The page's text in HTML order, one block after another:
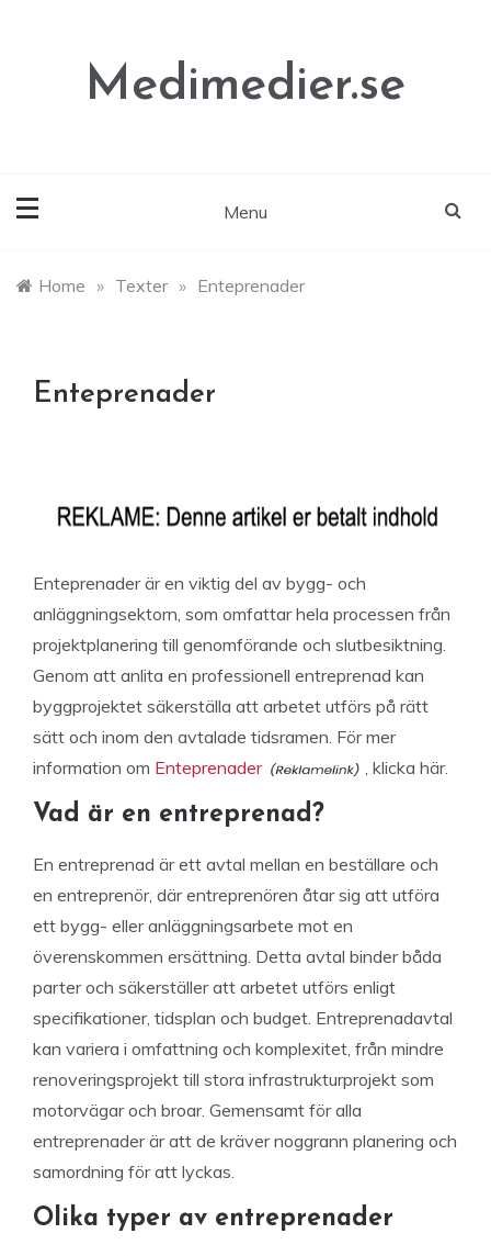
Medimedier.se
Menu
Home » Texter » Enteprenader
Enteprenader
Enteprenader är en viktig del av bygg- och
anläggningsektorn, som omfattar hela processen från
projektplanering till genomförande och slutbesiktning.
Genom att anlita en professionell entreprenad kan
byggprojektet säkerställa att arbetet utförs på rätt
sätt och inom den avtalade tidsramen. För mer
information om Enteprenader , klicka här.
Vad är en entreprenad?
En entreprenad är ett avtal mellan en beställare och
en entreprenör, där entreprenören åtar sig att utföra
ett bygg- eller anläggningsarbete mot en
överenskommen ersättning. Detta avtal binder båda
parter och säkerställer att arbetet utförs enligt
specifikationer, tidsplan och budget. Entreprenadavtal
kan variera i omfattning och komplexitet, från mindre
renoveringsprojekt till stora infrastrukturprojekt som
motorvägar och broar. Gemensamt för alla
entreprenader är att de kräver noggrann planering och
samordning för att lyckas.
Olika typer av entreprenader